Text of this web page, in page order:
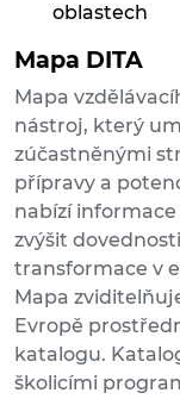
oblastech
Mapa DITA
Mapa
nástroj, který
zúčastněnými
přípravy a
nabízí
zvýšit
transformace v
Mapa
Evropě
katalogu.
školicími